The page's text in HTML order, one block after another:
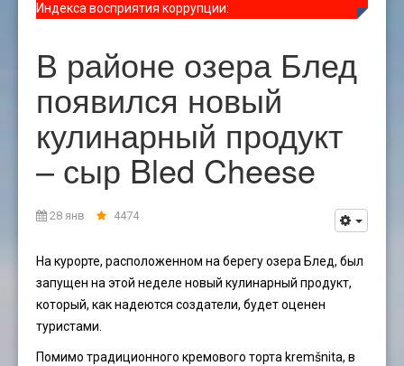
Индекса восприятия коррупции:
В районе озера Блед
появился новый
кулинарный продукт
– сыр Bled Cheese
28 янв 4474
На курорте, расположенном на берегу озера Блед, был
запущен на этой неделе новый кулинарный продукт,
который, как надеются создатели, будет оценен
туристами.
Помимо традиционного кремового торта kremšnita, в